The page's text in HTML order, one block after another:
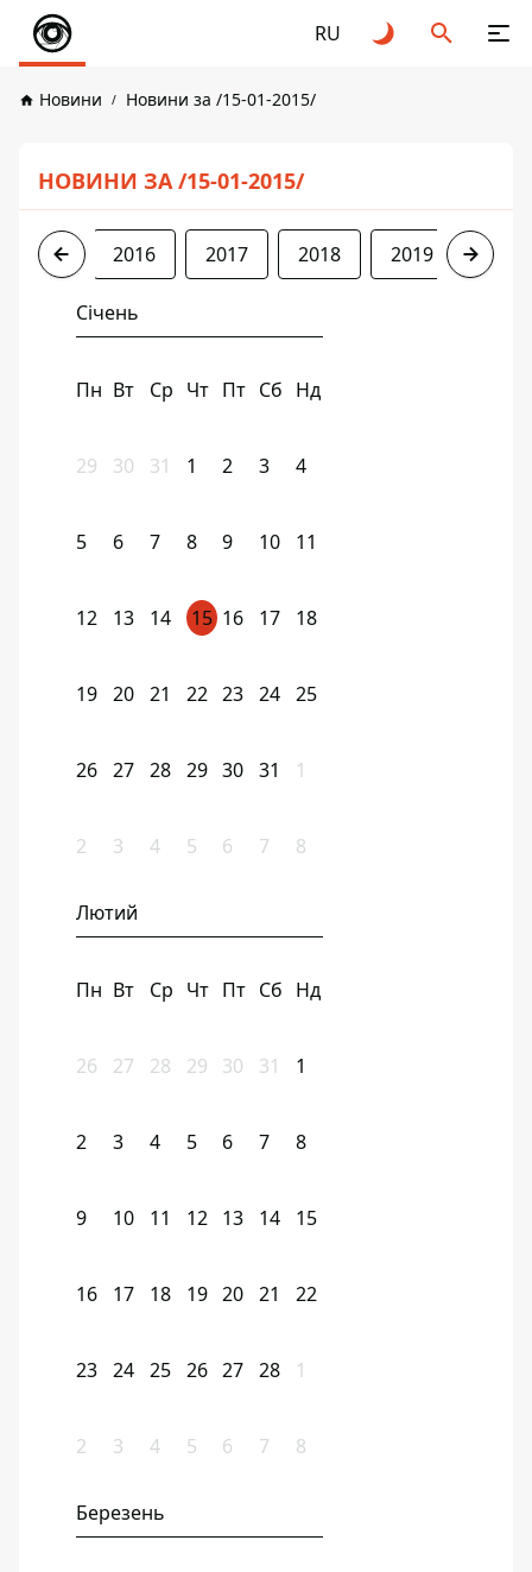
RU
Новини Новини за /15-01-2015/
НОВИНИ ЗА /15-01-2015/
2015 2016 2017 2018 2019 2020
Січень
Пн Вт Ср Чт Пт Сб Нд
29 30 31 1 2 3 4
5 6 7 8 9 10 11
12 13 14 15 16 17 18
19 20 21 22 23 24 25
26 27 28 29 30 31 1
2 3 4 5 6 7 8
Лютий
Пн Вт Ср Чт Пт Сб Нд
26 27 28 29 30 31 1
2 3 4 5 6 7 8
9 10 11 12 13 14 15
16 17 18 19 20 21 22
23 24 25 26 27 28 1
2 3 4 5 6 7 8
Березень